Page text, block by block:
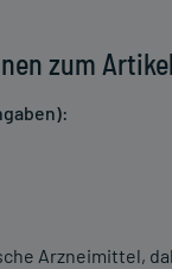
zum Artikel
Arzneimittel,